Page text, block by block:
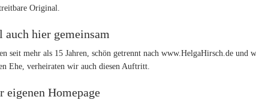
Original.
auch hier gemeinsam
seit mehr als 15 Jahren, schön getrennt nach www.HelgaHirsch.de
Ehe, verheiraten wir auch diesen Auftritt.
eigenen Homepage